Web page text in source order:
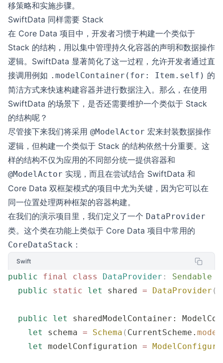
移策略和实施步骤。
SwiftData 同样需要 Stack
在 Core Data 项目中，开发者习惯于构建一个类似于
Stack 的结构，用以集中管理持久化容器的声明和数据操作
逻辑。SwiftData 显著简化了这一过程，允许开发者通过直
接调用例如 .modelContainer(for: Item.self) 的
简洁方式来快速构建容器并进行数据注入。那么，在使用
SwiftData 的场景下，是否还需要维护一个类似于 Stack
的结构呢？
尽管接下来我们将采用 @ModelActor 宏来封装数据操作
逻辑，但构建一个类似于 Stack 的结构依然十分重要。这
样的结构不仅为应用的不同部分统一提供容器和
@ModelActor 实现，而且在尝试结合 SwiftData 和
Core Data 双框架模式的项目中尤为关键，因为它可以在
同一位置处理两种框架的容器构建。
在我们的演示项目里，我们定义了一个 DataProvider
类。这个类在功能上类似于 Core Data 项目中常用的
CoreDataStack ：
Swift
public final class DataProvider : Sendable
  public
static let shared = DataProvider ()
  public
let
sharedModelContainer:
    let
schema = Schema ( CurrentScheme.
    let
modelConfiguration =